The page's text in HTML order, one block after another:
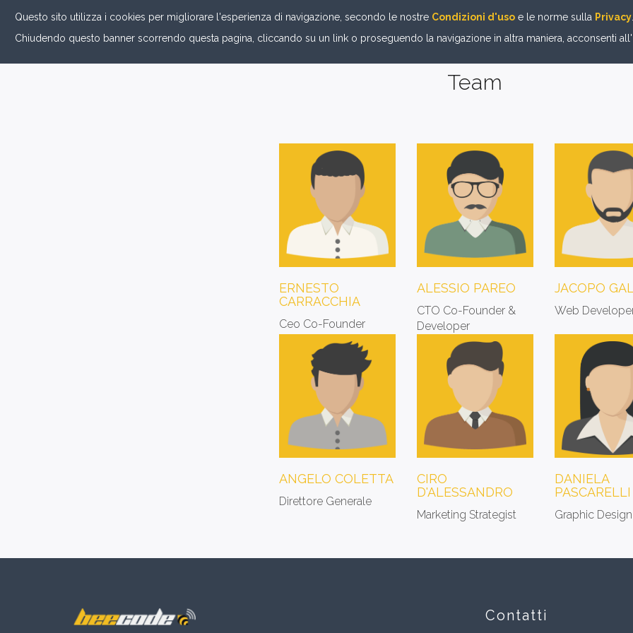
Team
ERNESTO
CARRACCHIA
Ceo Co-Founder
ALESSIO PAREO
CTO Co-Founder &
Developer
JACOPO
Web
ANGELO COLETTA
Direttore Generale
CIRO
D'ALESSANDRO
Marketing Strategist
DANIELA
PASCARELLI
Graphic
Contatti
Questo sito utilizza i cookies per migliorare l'esperienza di navigazione, secondo le nostre Condizioni d'uso e le norme sulla Privacy
Chiudendo questo banner scorrendo questa pagina, cliccando su un link o proseguendo la navigazione in altra maniera, acconsenti